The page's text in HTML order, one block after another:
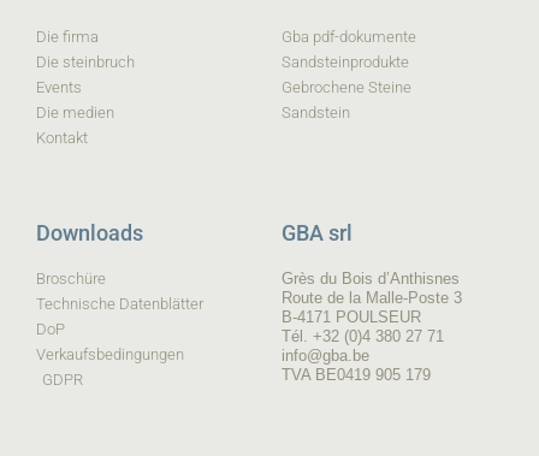
Die firma
Die steinbruch
Events
Die medien
Kontakt
Gba pdf-dokumente
Sandsteinprodukte
Gebrochene Steine
Sandstein
Downloads
Broschüre
Technische Datenblätter
DoP
Verkaufsbedingungen
GDPR
GBA srl
Grès du Bois d’Anthisnes
Route de la Malle-Poste 3
B-4171 POULSEUR
Tél. +32 (0)4 380 27 71
info@gba.be
TVA BE0419 905 179